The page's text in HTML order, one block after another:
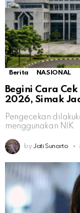
Berita NASIONAL
Begini Cara Cek
2026, Simak
Pengecekan
menggunakan NIK
by Jati Sunarto